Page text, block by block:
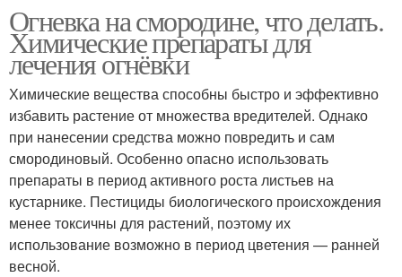
Огневка на смородине, что делать.
Химические препараты для
лечения огнёвки
Химические вещества способны быстро и эффективно
избавить растение от множества вредителей. Однако
при нанесении средства можно повредить и сам
смородиновый. Особенно опасно использовать
препараты в период активного роста листьев на
кустарнике. Пестициды биологического происхождения
менее токсичны для растений, поэтому их
использование возможно в период цветения — ранней
весной.